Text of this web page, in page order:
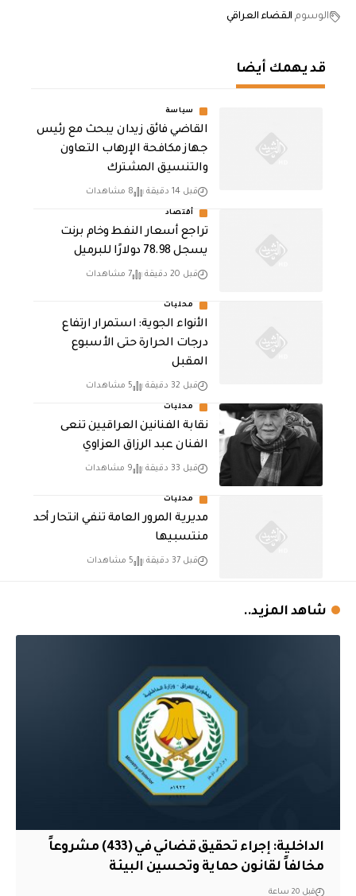
الوسوم القضاء العراقي
قد يهمك أيضا
سياسة
القاضي فائق زيدان يبحث مع رئيس
جهاز مكافحة الإرهاب التعاون
والتنسيق المشترك
قبل 14 دقيقة 8 مشاهدات
أقتصاد
تراجع أسعار النفط وخام برنت
يسجل 78.98 دولارًا للبرميل
قبل 20 دقيقة 7 مشاهدات
محليات
الأنواء الجوية: استمرار ارتفاع
درجات الحرارة حتى الأسبوع
المقبل
قبل 32 دقيقة 5 مشاهدات
محليات
نقابة الفنانين العراقيين تنعى
الفنان عبد الرزاق العزاوي
قبل 33 دقيقة 9 مشاهدات
محليات
مديرية المرور العامة تنفي انتحار أحد
منتسبيها
قبل 37 دقيقة 5 مشاهدات
شاهد المزيد..
الداخلية: إجراء تحقيق قضائي في (433) مشروعاً
مخالفاً لقانون حماية وتحسين البيئة
قبل 20 ساعة